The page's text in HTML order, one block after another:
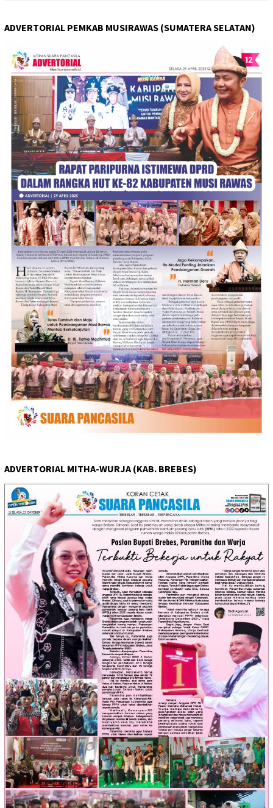
ADVERTORIAL PEMKAB MUSIRAWAS (SUMATERA SELATAN)
ADVERTORIAL MITHA-WURJA (KAB. BREBES)